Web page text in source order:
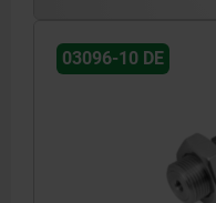
03096-10 DE